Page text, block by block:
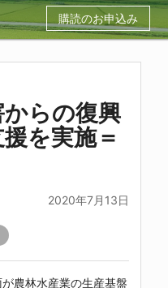
購読のお申込み
らの復興
を実施＝
2020年7月13日
農林水産業の生産基盤